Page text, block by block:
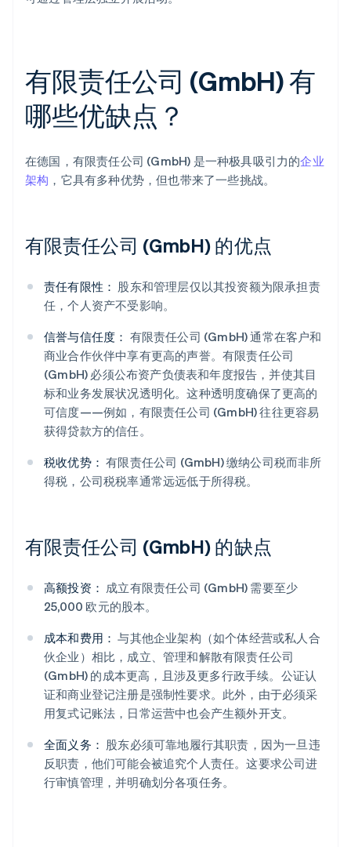
有限责任公司 (GmbH) 有
哪些优缺点？
在德国，有限责任公司 (GmbH) 是一种极具吸引力的企业
架构 ，它具有多种优势，但也带来了一些挑战。
有限责任公司 (GmbH) 的优点
责任有限性： 股东和管理层仅以其投资额为限承担责
任，个人资产不受影响。
信誉与信任度： 有限责任公司 (GmbH) 通常在客户和
商业合作伙伴中享有更高的声誉。有限责任公司
(GmbH) 必须公布资产负债表和年度报告，并使其目
标和业务发展状况透明化。这种透明度确保了更高的
可信度——例如，有限责任公司 (GmbH) 往往更容易
获得贷款方的信任。
税收优势： 有限责任公司 (GmbH) 缴纳公司税而非所
得税，公司税税率通常远远低于所得税。
有限责任公司 (GmbH) 的缺点
高额投资： 成立有限责任公司 (GmbH) 需要至少
25,000 欧元的股本。
成本和费用： 与其他企业架构（如个体经营或私人合
伙企业）相比，成立、管理和解散有限责任公司
(GmbH) 的成本更高，且涉及更多行政手续。公证认
证和商业登记注册是强制性要求。此外，由于必须采
用复式记账法，日常运营中也会产生额外开支。
全面义务： 股东必须可靠地履行其职责，因为一旦违
反职责，他们可能会被追究个人责任。这要求公司进
行审慎管理，并明确划分各项任务。